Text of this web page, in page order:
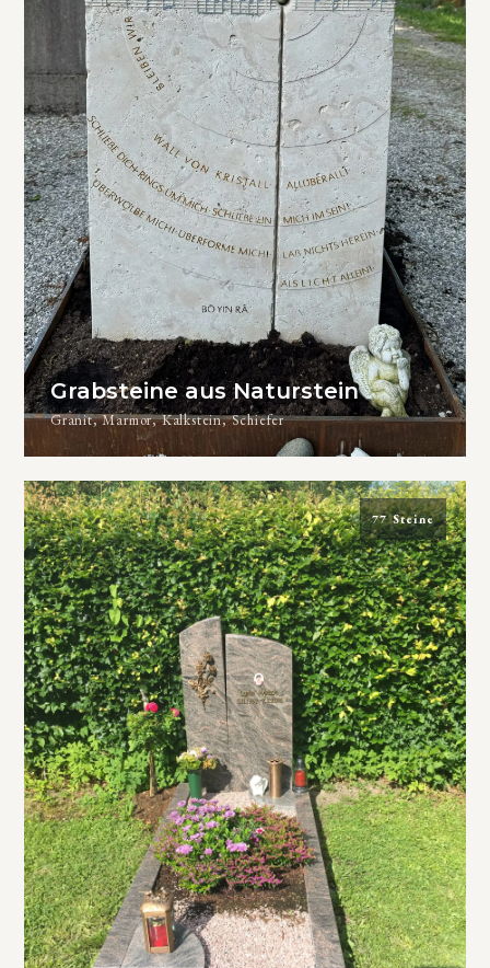
Grabsteine aus Naturstein
Granit, Marmor, Kalkstein, Schiefer
77 Steine